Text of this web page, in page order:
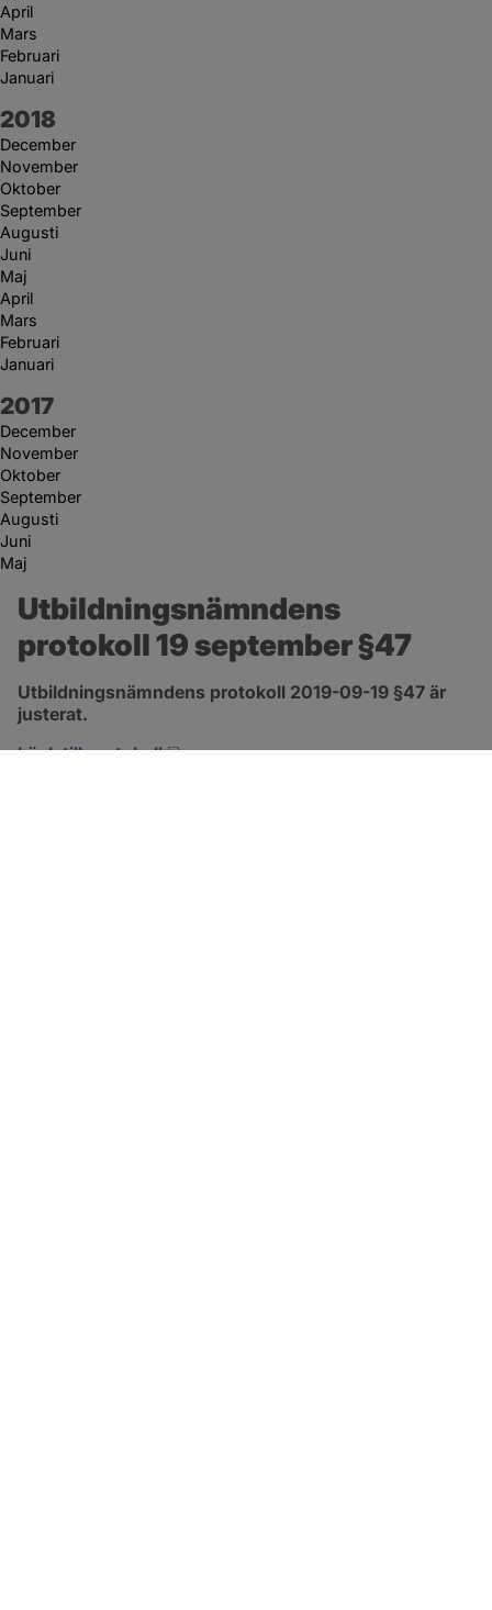
April
Mars
Februari
Januari
År:
2018
December
November
Oktober
September
Augusti
Juni
Maj
April
Mars
Februari
Januari
År:
2017
December
November
Oktober
September
Augusti
Juni
Maj
Utbildningsnämndens
protokoll 19 september §47
Utbildningsnämndens protokoll 2019-09-19 §47 är
justerat.
Länk till protokoll
pdf, 132.2 kB, öppnas i nytt fönster.